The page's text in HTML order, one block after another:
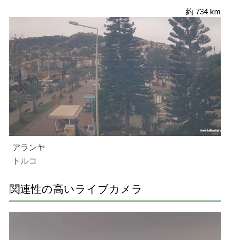
約 734 km
アランヤ
トルコ
関連性の高いライブカメラ